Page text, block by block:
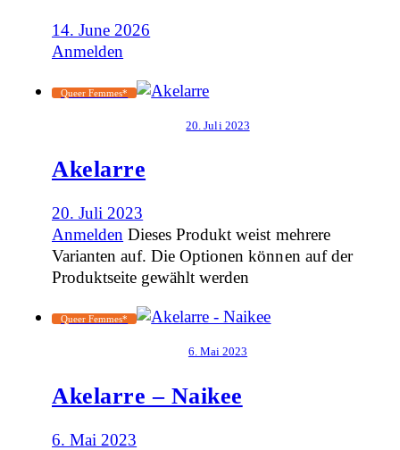
14. June 2026
Anmelden
Queer Femmes*
20. Juli 2023
Akelarre
20. Juli 2023
Anmelden Dieses Produkt weist mehrere
Varianten auf. Die Optionen können auf der
Produktseite gewählt werden
Queer Femmes*
6. Mai 2023
Akelarre – Naikee
6. Mai 2023